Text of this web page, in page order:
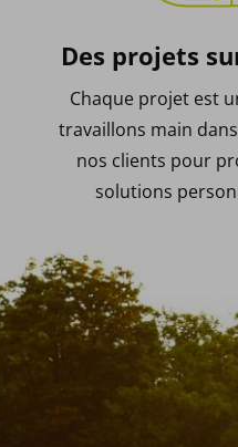
Des projets
Chaque projet est
travaillons main
nos clients pour
solutions